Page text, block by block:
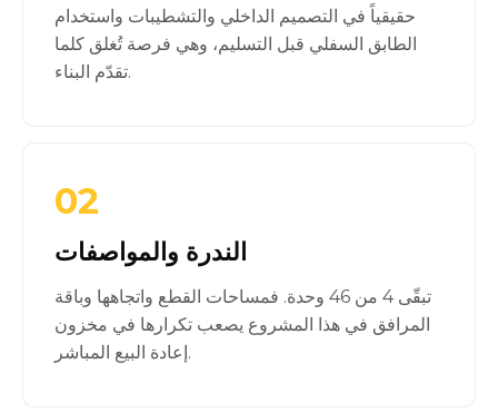
حقيقياً في التصميم الداخلي والتشطيبات واستخدام
الطابق السفلي قبل التسليم، وهي فرصة تُغلق كلما
تقدّم البناء.
02
الندرة والمواصفات
تبقّى 4 من 46 وحدة. فمساحات القطع واتجاهها وباقة
المرافق في هذا المشروع يصعب تكرارها في مخزون
إعادة البيع المباشر.